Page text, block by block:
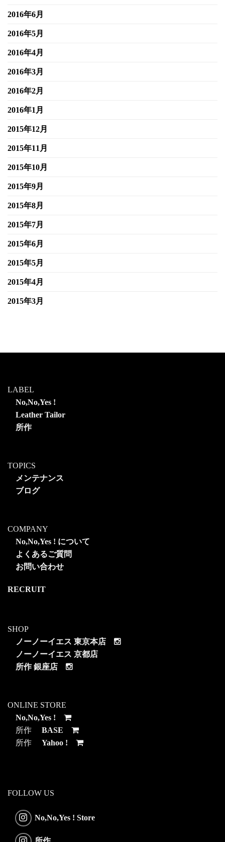
2016年6月
2016年5月
2016年4月
2016年3月
2016年2月
2016年1月
2015年12月
2015年11月
2015年10月
2015年9月
2015年8月
2015年7月
2015年6月
2015年5月
2015年4月
2015年3月
LABEL
No,No,Yes !
Leather Tailor
所作
TOPICS
メンテナンス
ブログ
COMPANY
No,No,Yes ! について
よくあるご質問
お問い合わせ
RECRUIT
SHOP
ノーノーイエス 東京本店
ノーノーイエス 京都店
所作 銀座店
ONLINE STORE
No,No,Yes !
所作 BASE
所作 Yahoo !
FOLLOW US
No,No,Yes ! Store